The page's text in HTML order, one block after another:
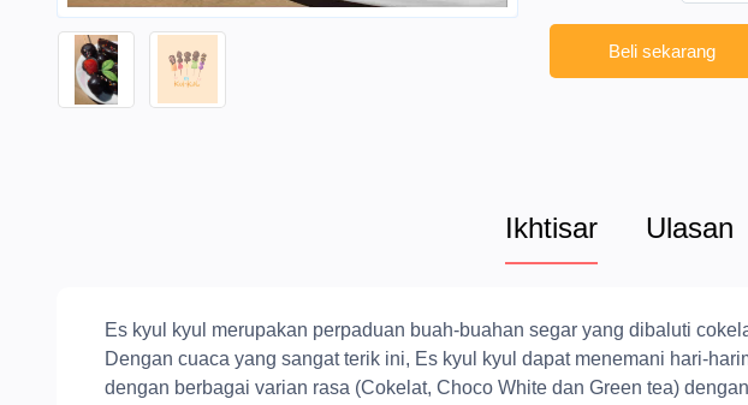
Beli sekarang
Ikhtisar Ulasan
Es kyul kyul merupakan perpaduan buah-buahan segar yang dibaluti
Dengan cuaca yang sangat terik ini, Es kyul kyul dapat menemani hari-
dengan berbagai varian rasa (Cokelat, Choco White dan Green tea)